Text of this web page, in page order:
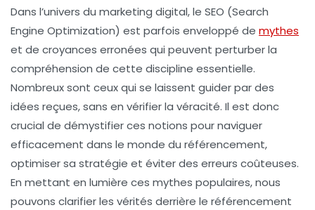
Dans l’univers du marketing digital, le SEO (Search
Engine Optimization) est parfois enveloppé de mythes
et de croyances erronées qui peuvent perturber la
compréhension de cette discipline essentielle.
Nombreux sont ceux qui se laissent guider par des
idées reçues, sans en vérifier la véracité. Il est donc
crucial de démystifier ces notions pour naviguer
efficacement dans le monde du référencement,
optimiser sa stratégie et éviter des erreurs coûteuses.
En mettant en lumière ces mythes populaires, nous
pouvons clarifier les vérités derrière le référencement